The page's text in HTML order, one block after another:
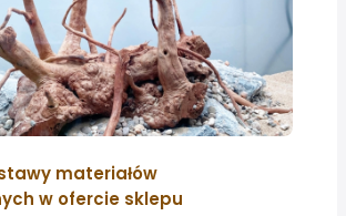
materiałów
w ofercie sklepu